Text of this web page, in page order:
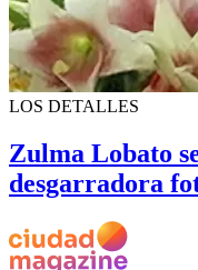
LOS DETALLES
Zulma Lobato
desgarradora